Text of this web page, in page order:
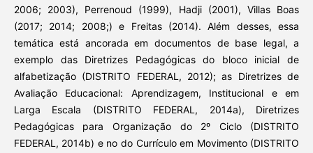
2006; 2003), Perrenoud (1999), Hadji (2001), Villas Boas
(2017; 2014; 2008;) e Freitas (2014). Além desses, essa
temática está ancorada em documentos de base legal, a
exemplo das Diretrizes Pedagógicas do bloco inicial de
alfabetização (DISTRITO FEDERAL, 2012); as Diretrizes de
Avaliação Educacional: Aprendizagem, Institucional e em
Larga Escala (DISTRITO FEDERAL, 2014a), Diretrizes
Pedagógicas para Organização do 2º Ciclo (DISTRITO
FEDERAL, 2014b) e no do Currículo em Movimento (DISTRITO